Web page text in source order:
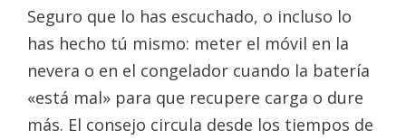
Seguro que lo has escuchado, o incluso lo
has hecho tú mismo: meter el móvil en la
nevera o en el congelador cuando la batería
«está mal» para que recupere carga o dure
más. El consejo circula desde los tiempos de